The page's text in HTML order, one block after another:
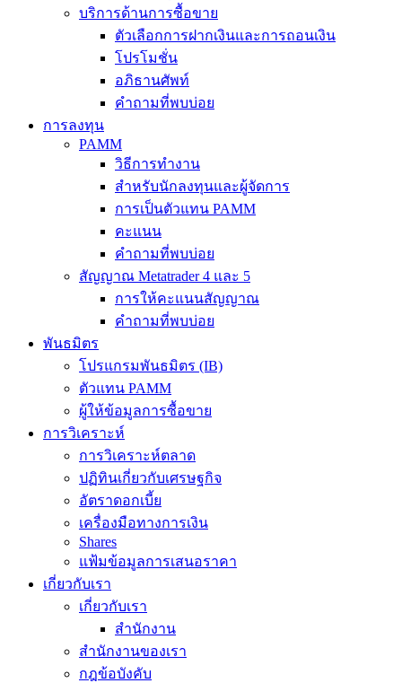
บริการด้านการซื้อขาย
ตัวเลือกการฝากเงินและการถอนเงิน
โปรโมชั่น
อภิธานศัพท์
คำถามที่พบบ่อย
การลงทุน
PAMM
วิธีการทำงาน
สำหรับนักลงทุนและผู้จัดการ
การเป็นตัวแทน PAMM
คะแนน
คำถามที่พบบ่อย
สัญญาณ Metatrader 4 และ 5
การให้คะแนนสัญญาณ
คำถามที่พบบ่อย
พันธมิตร
โปรแกรมพันธมิตร (IB)
ตัวแทน PAMM
ผู้ให้ข้อมูลการซื้อขาย
การวิเคราะห์
การวิเคราะห์ตลาด
ปฏิทินเกี่ยวกับเศรษฐกิจ
อัตราดอกเบี้ย
เครื่องมือทางการเงิน
Shares
แฟ้มข้อมูลการเสนอราคา
เกี่ยวกับเรา
เกี่ยวกับเรา
สำนักงาน
สำนักงานของเรา
กฎข้อบังคับ